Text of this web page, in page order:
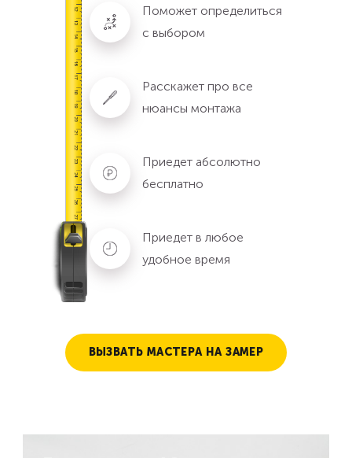
Поможет определиться
с выбором
Расскажет про все
нюансы монтажа
Приедет абсолютно
бесплатно
Приедет в любое
удобное время
ВЫЗВАТЬ МАСТЕРА НА ЗАМЕР